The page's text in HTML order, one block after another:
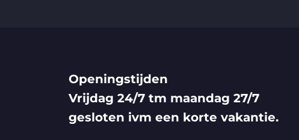
Openingstijden
Vrijdag 24/7 tm maandag 27/7
gesloten ivm een korte vakantie.